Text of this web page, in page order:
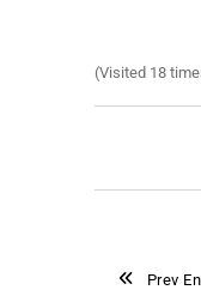
(Visited 18
Prev